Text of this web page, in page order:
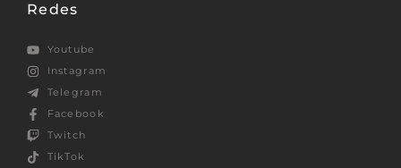
Redes
Youtube
Instagram
Telegram
Facebook
Twitch
TikTok